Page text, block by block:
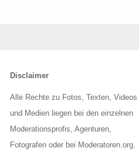
Disclaimer
Alle Rechte zu Fotos, Texten, Videos
und Medien liegen bei den einzelnen
Moderationsprofis, Agenturen,
Fotografen oder bei Moderatoren.org.